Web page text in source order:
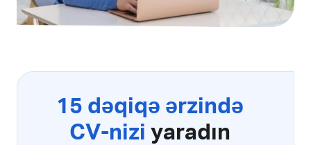
15 dəqiqə ərzində
CV-nizi yaradın